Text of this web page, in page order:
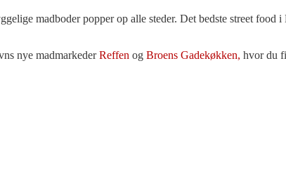
madboder popper op alle steder. Det bedste street food
nye madmarkederReffen og Broens Gadekøkken, hvor du